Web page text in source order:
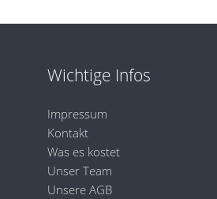
Wichtige Infos
Impressum
Kontakt
Was es kostet
Unser Team
Unsere AGB